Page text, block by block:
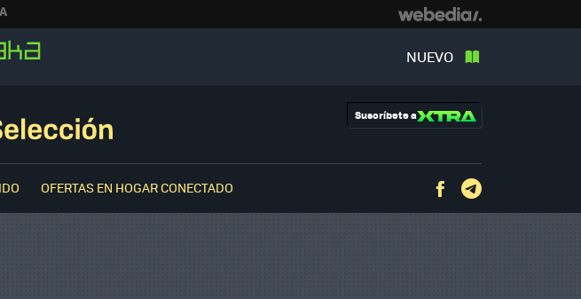
NUEVO
Suscríbete a
OFERTAS EN HOGAR CONECTADO Facebook